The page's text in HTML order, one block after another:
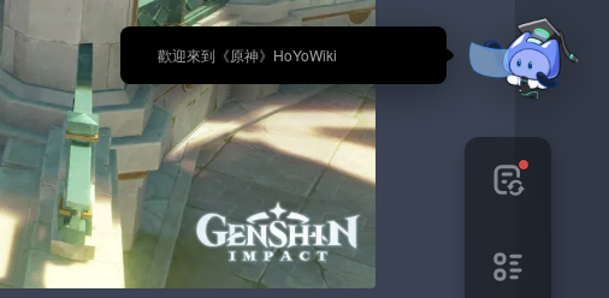
🎉 歡迎來到《原神》HoYoWiki